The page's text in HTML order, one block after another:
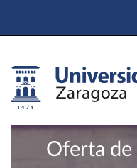
Oferta de